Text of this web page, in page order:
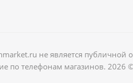
не является публичной
по телефонам магазинов. 2026